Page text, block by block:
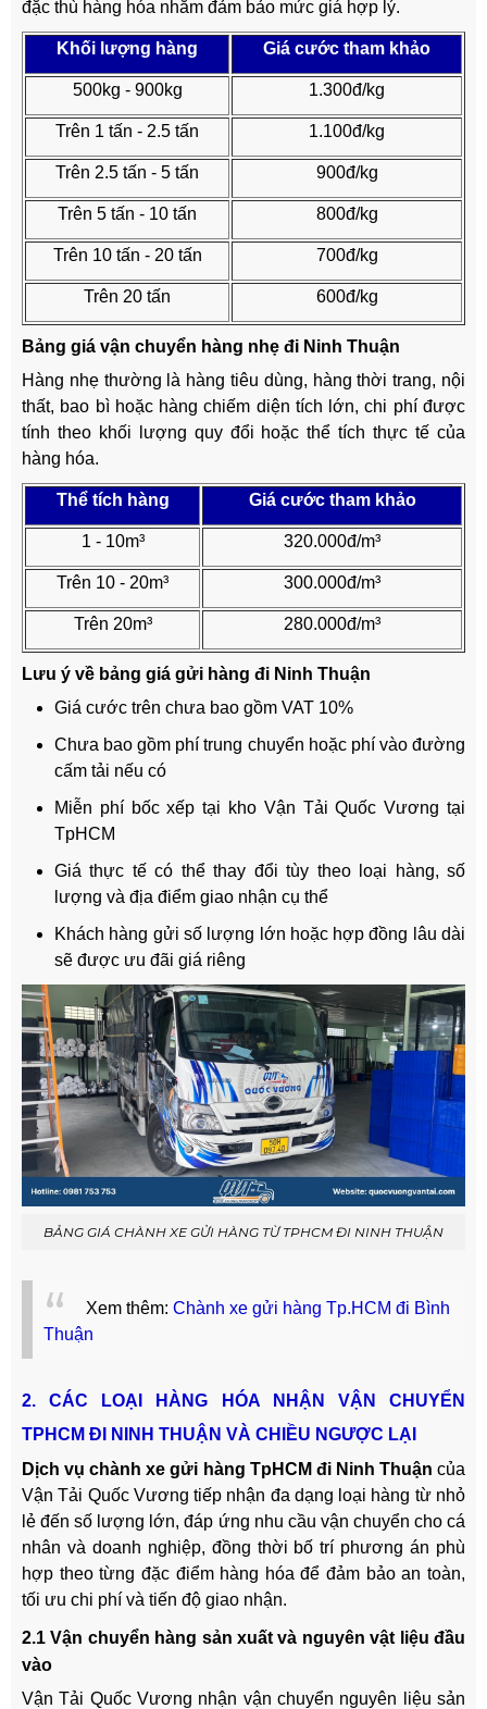
đặc thù hàng hóa nhằm đảm bảo mức giá hợp lý.
Khối lượng hàng Giá cước tham khảo
500kg - 900kg 1.300đ/kg
Trên 1 tấn - 2.5 tấn 1.100đ/kg
Trên 2.5 tấn - 5 tấn 900đ/kg
Trên 5 tấn - 10 tấn 800đ/kg
Trên 10 tấn - 20 tấn 700đ/kg
Trên 20 tấn 600đ/kg
Bảng giá vận chuyển hàng nhẹ đi Ninh Thuận
Hàng nhẹ thường là hàng tiêu dùng, hàng thời trang, nội
thất, bao bì hoặc hàng chiếm diện tích lớn, chi phí được
tính theo khối lượng quy đổi hoặc thể tích thực tế của
hàng hóa.
Thể tích hàng Giá cước tham khảo
1 - 10m³ 320.000đ/m³
Trên 10 - 20m³ 300.000đ/m³
Trên 20m³ 280.000đ/m³
Lưu ý về bảng giá gửi hàng đi Ninh Thuận
Giá cước trên chưa bao gồm VAT 10%
Chưa bao gồm phí trung chuyển hoặc phí vào đường
cấm tải nếu có
Miễn phí bốc xếp tại kho Vận Tải Quốc Vương tại
TpHCM
Giá thực tế có thể thay đổi tùy theo loại hàng, số
lượng và địa điểm giao nhận cụ thể
Khách hàng gửi số lượng lớn hoặc hợp đồng lâu dài
sẽ được ưu đãi giá riêng
BẢNG GIÁ CHÀNH XE GỬI HÀNG TỪ TPHCM ĐI NINH THUẬN
Xem thêm: Chành xe gửi hàng Tp.HCM đi Bình
Thuận
2. CÁC LOẠI HÀNG HÓA NHẬN VẬN CHUYỂN
TPHCM ĐI NINH THUẬN VÀ CHIỀU NGƯỢC LẠI
Dịch vụ chành xe gửi hàng TpHCM đi Ninh Thuận của
Vận Tải Quốc Vương tiếp nhận đa dạng loại hàng từ nhỏ
lẻ đến số lượng lớn, đáp ứng nhu cầu vận chuyển cho cá
nhân và doanh nghiệp, đồng thời bố trí phương án phù
hợp theo từng đặc điểm hàng hóa để đảm bảo an toàn,
tối ưu chi phí và tiến độ giao nhận.
2.1 Vận chuyển hàng sản xuất và nguyên vật liệu đầu
vào
Vận Tải Quốc Vương nhận vận chuyển nguyên liệu sản